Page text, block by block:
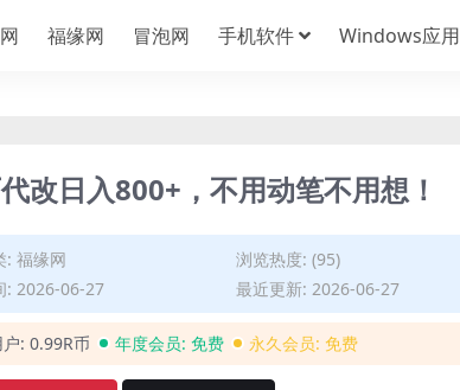
福缘网 冒泡网 手机软件 Windows应用
改日入800+，不用动笔不用想！
: 福缘网
浏览热度: (95)
: 2026-06-27
最近更新: 2026-06-27
: 0.99R币 年度会员: 免费 永久会员: 免费